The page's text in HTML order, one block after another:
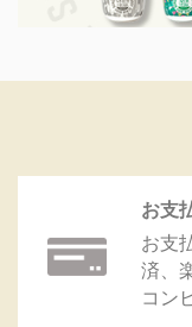
お支
お支
済、
コン